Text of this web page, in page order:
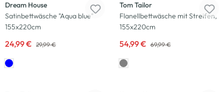
Dream House
Satinbettwäsche "Aqua blue"
155x220cm
24,99 € 29,99 €
Tom Tailor
Flanellbettwäsche mit Streifen,
155x220cm
54,99 € 69,99 €